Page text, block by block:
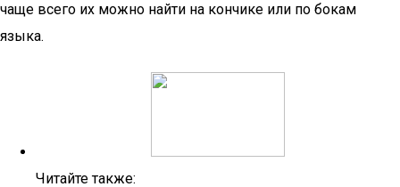
чаще всего их можно найти на кончике или по бокам
языка.
Читайте также: